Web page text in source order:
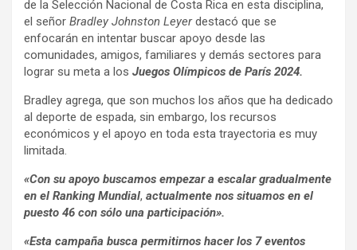
de la Selección Nacional de Costa Rica en esta disciplina,
el señor Bradley Johnston Leyerdestacó que se
enfocarán en intentar buscar apoyo desde las
comunidades, amigos, familiares y demás sectores para
lograr su meta a los Juegos Olímpicos de París 2024.
Bradley agrega, que son muchos los años que ha dedicado
al deporte de espada, sin embargo, los recursos
económicos y el apoyo en toda esta trayectoria es muy
limitada.
«Con su apoyo buscamos empezar a escalar gradualmente
en el Ranking Mundial, actualmente nos situamos en el
puesto 46 con sólo una participación».
«Esta campaña busca permitirnos hacer los 7 eventos